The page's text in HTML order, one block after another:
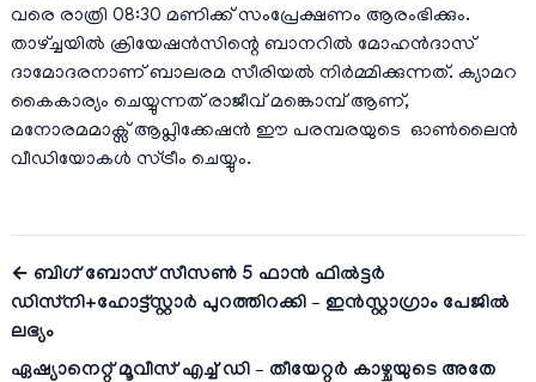
വരെ രാത്രി 08:30 മണിക്ക് സംപ്രേക്ഷണം ആരംഭിക്കും.
താഴ്ച്ചയിൽ ക്രിയേഷൻസിന്റെ ബാനറിൽ മോഹൻദാസ്
ദാമോദരനാണ് ബാലരമ സീരിയൽ നിർമ്മിക്കുന്നത്. ക്യാമറ
കൈകാര്യം ചെയ്യുന്നത് രാജീവ് മങ്കൊമ്പ് ആണ്,
മനോരമമാക്സ് ആപ്ലിക്കേഷൻ ഈ പരമ്പരയുടെ ഓൺലൈൻ
വീഡിയോകൾ സ്ട്രീം ചെയ്യും.
← ബിഗ് ബോസ് സീസണ്‍ 5 ഫാന്‍ ഫില്‍ട്ടര്‍
ഡിസ്‌നി+ഹോട്ട്സ്റ്റാർ പുറത്തിറക്കി – ഇൻസ്റ്റാഗ്രാം പേജില്‍
ലഭ്യം
ഏഷ്യാനെറ്റ് മൂവീസ് എച്ച് ഡി – തീയേറ്റർ കാഴ്ചയുടെ അതേ